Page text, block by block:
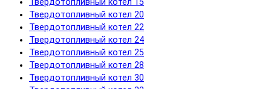
Твердотопливный котел 15
Твердотопливный котел 20
Твердотопливный котел 22
Твердотопливный котел 24
Твердотопливный котел 25
Твердотопливный котел 28
Твердотопливный котел 30